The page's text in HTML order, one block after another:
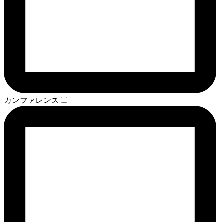
カンファレンス